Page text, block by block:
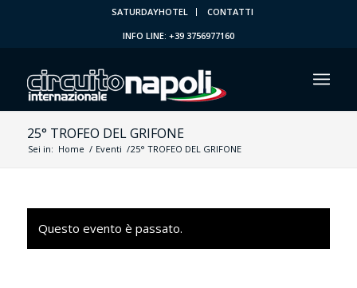
SATURDAYHOTEL
CONTATTI
INFO LINE: +39 3756977160
25° TROFEO DEL GRIFONE
Sei in: Home / Eventi /25° TROFEO DEL GRIFONE
Questo evento è passato.